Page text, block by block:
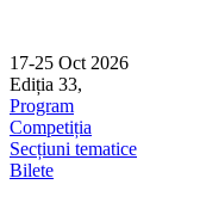
content
17-25 Oct 2026
Ediția 33,
Program
Competiția
Secțiuni tematice
Bilete